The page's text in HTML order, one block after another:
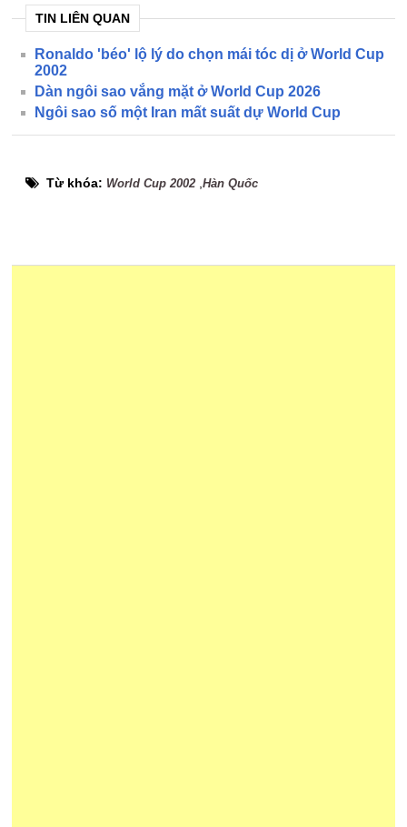
TIN LIÊN QUAN
Ronaldo 'béo' lộ lý do chọn mái tóc dị ở World Cup
2002
Dàn ngôi sao vắng mặt ở World Cup 2026
Ngôi sao số một Iran mất suất dự World Cup
Từ khóa: World Cup 2002 ,Hàn Quốc